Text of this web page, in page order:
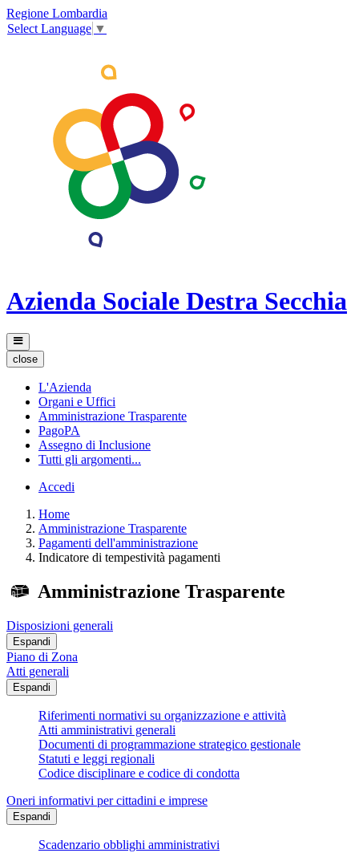
Regione Lombardia
Select Language ▼
Azienda Sociale Destra Secchia
close
L'Azienda
Organi e Uffici
Amministrazione Trasparente
PagoPA
Assegno di Inclusione
Tutti gli argomenti...
Accedi
Home
Amministrazione Trasparente
Pagamenti dell'amministrazione
Indicatore di tempestività pagamenti
Amministrazione Trasparente
Disposizioni generali
Espandi
Piano di Zona
Atti generali
Espandi
Riferimenti normativi su organizzazione e attività
Atti amministrativi generali
Documenti di programmazione strategico gestionale
Statuti e leggi regionali
Codice disciplinare e codice di condotta
Oneri informativi per cittadini e imprese
Espandi
Scadenzario obblighi amministrativi